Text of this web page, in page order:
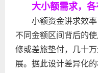
大小额需求，
小额资金讲求效
不同金额区间背后的
修或差旅垫付，几十
展。据此设计差异化